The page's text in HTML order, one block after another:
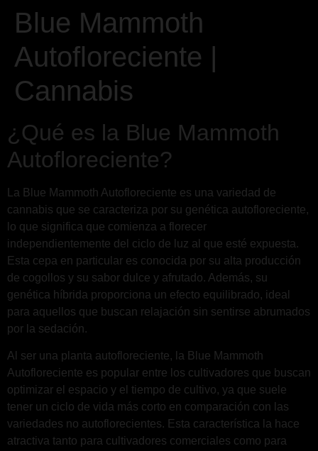
Blue Mammoth
Autofloreciente |
Cannabis
¿Qué es la Blue Mammoth
Autofloreciente?
La Blue Mammoth Autofloreciente es una variedad de
cannabis que se caracteriza por su genética autofloreciente,
lo que significa que comienza a florecer
independientemente del ciclo de luz al que esté expuesta.
Esta cepa en particular es conocida por su alta producción
de cogollos y su sabor dulce y afrutado. Además, su
genética híbrida proporciona un efecto equilibrado, ideal
para aquellos que buscan relajación sin sentirse abrumados
por la sedación.
Al ser una planta autofloreciente, la Blue Mammoth
Autofloreciente es popular entre los cultivadores que buscan
optimizar el espacio y el tiempo de cultivo, ya que suele
tener un ciclo de vida más corto en comparación con las
variedades no autoflorecientes. Esta característica la hace
atractiva tanto para cultivadores comerciales como para